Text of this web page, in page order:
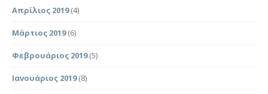
Απρίλιος 2019(4)
Μάρτιος 2019(6)
Φεβρουάριος 2019(5)
Ιανουάριος 2019(8)